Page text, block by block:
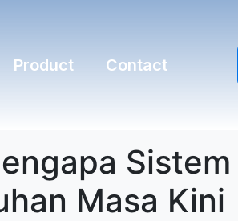
Product Contact
Masa Kini